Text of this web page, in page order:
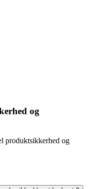
og
produktsikkerhed og